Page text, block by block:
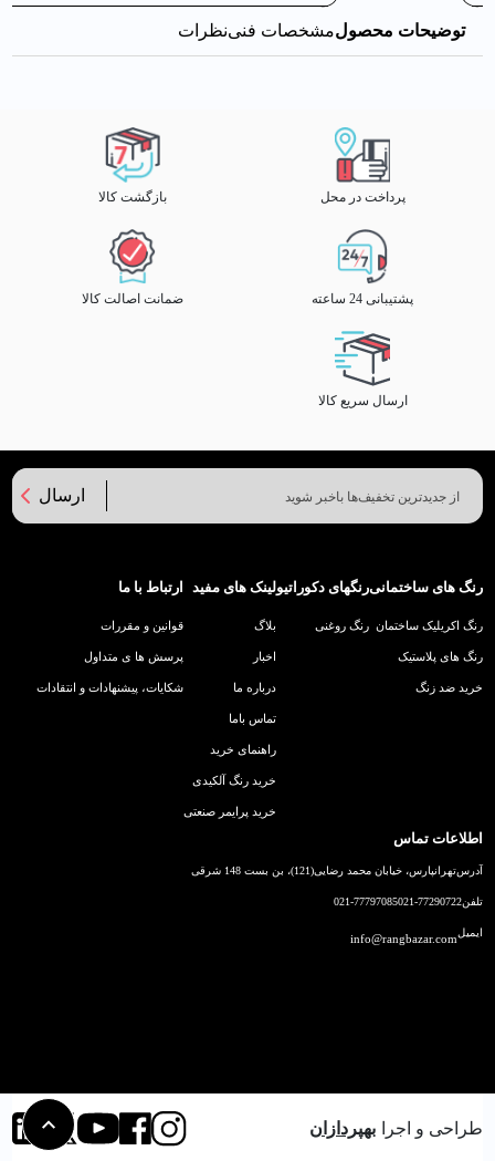
توضیحات محصولمشخصات فنینظرات
پرداخت در محل بازگشت کالا
پشتیبانی 24 ساعته ضمانت اصالت کالا
ارسال سریع کالا
ارسال
رنگ های ساختمانی
رنگ اکریلیک ساختمان
رنگ های پلاستیک
خرید ضد زنگ
رنگهای دکوراتیو
رنگ روغنی
لینک های مفید
بلاگ
اخبار
درباره ما
تماس باما
راهنمای خرید
خرید رنگ آلکیدی
خرید پرایمر صنعتی
ارتباط با ما
قوانین و مقررات
پرسش ها ی متداول
شکایات، پیشنهادات و انتقادات
اطلاعات تماس
آدرستهرانپارس، خیابان محمد رضایی(121)، بن بست 148 شرقی
تلفن021-77290722
021-77797085
ایمیلinfo@rangbazar.com
طراحی و اجرا بهپردازان